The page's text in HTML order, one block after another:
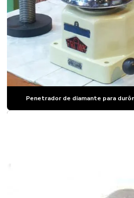
Fabricantes de durômetros
Indentador
Indentador preço
Laboratório de calibração de
Laboratorio de calibração de
Penetrador de diamante para